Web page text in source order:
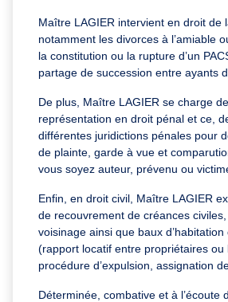
Maître LAGIER intervient en droit de
notamment les divorces à l’amiable
la constitution ou la rupture d’un
partage de succession entre ayants
De plus, Maître LAGIER se charge
représentation en droit pénal et ce,
différentes juridictions pénales pour
de plainte, garde à vue et
vous soyez auteur, prévenu ou
Enfin, en droit civil, Maître LAGIER
de recouvrement de créances
voisinage ainsi que baux
(rapport locatif entre propriétaires ou
procédure d’expulsion, assignation
Déterminée, combative et à l’écoute